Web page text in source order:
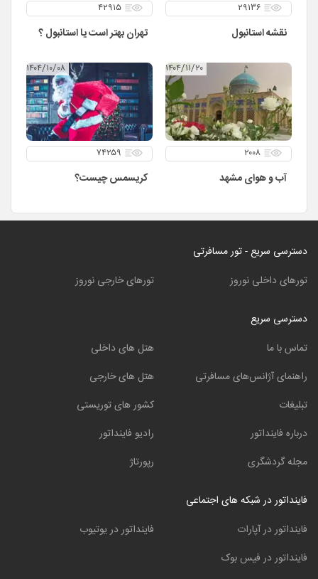
۲۹۱۳۶
نقشه استانبول
۴۲۹۱۵
تهران بهتر است یا استانبول ؟
۱۴۰۴/۱۱/۲۰
۲۰۰۸
آب و هوای مشهد
۱۴۰۴/۱۰/۰۸
۷۴۲۵۹
کریسمس چیست؟
دسترسی سریع - تور مسافرتی
تورهای داخلی نوروز
تورهای خارجی نوروز
دسترسی سریع
تماس با ما
راهنمای آژانس‌های مسافرتی
تبلیغات
درباره فاینداتور
مجله گردشگری
هتل های داخلی
هتل های خارجی
کشور های توریستی
رادیو فاینداتور
رپورتاژ
فاینداتور در شبکه های اجتماعی
فاینداتور در آپارات
فاینداتور در فیس بوک
فاینداتور در یوتیوب